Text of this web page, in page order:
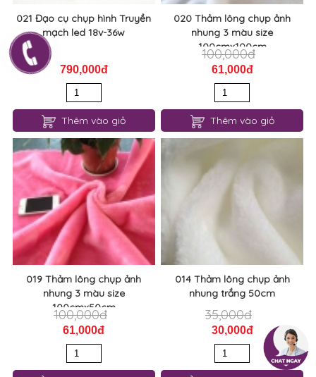
021 Đạo cụ chụp hình Truyền
mạch led 18v-36w
790,000đ
Thêm vào giỏ
020 Thảm lông chụp ảnh
nhung 3 màu size
100cmx100cm
100,000đ
61,000đ
Thêm vào giỏ
019 Thảm lông chụp ảnh
nhung 3 màu size
100cmx50cm
100,000đ
61,000đ
014 Thảm lông chụp ảnh
nhung trắng 50cm
35,000đ
30,000đ